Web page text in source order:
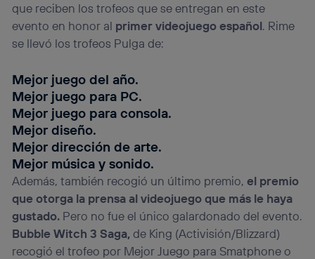
que reciben los trofeos que se entregan en este
evento en honor al primer videojuego español. Rime
se llevó los trofeos Pulga de:
Mejor juego del año.
Mejor juego para PC.
Mejor juego para consola.
Mejor diseño.
Mejor dirección de arte.
Mejor música y sonido.
Además, también recogió un último premio,el premio
que otorga la prensa al videojuego que más le haya
gustado. Pero no fue el único galardonado del evento.
Bubble Witch 3 Saga,de King (Activisión/Blizzard)
recogió el trofeo por Mejor Juego para Smatphone o